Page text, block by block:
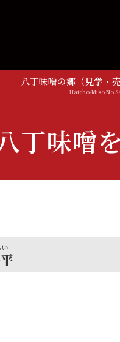
八丁味噌の郷（見学・
Hatcho-Miso No
丁味噌